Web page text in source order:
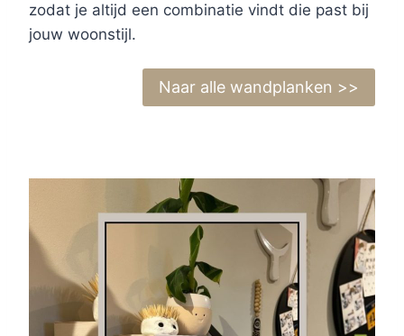
zodat je altijd een combinatie vindt die past bij
jouw woonstijl.
Naar alle wandplanken >>